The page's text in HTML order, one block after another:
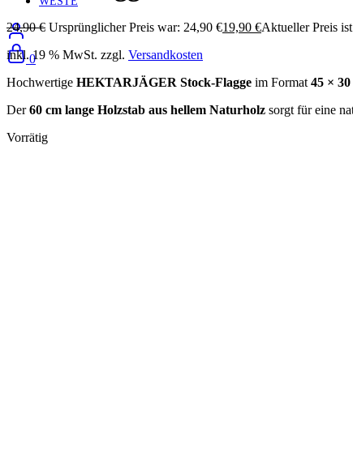
0
24,90€ Ursprünglicher Preis war: 24,90 €19,90 €Aktueller Preis
inkl. 19 % MwSt. zzgl. Versandkosten
Hochwertige HEKTARJÄGER Stock-Flagge im Format 45 ×
Der60 cm lange Holzstab aus hellem Naturholz sorgt für eine
Vorrätig